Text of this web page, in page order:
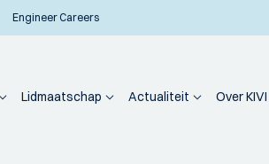
Engineer Careers
Lidmaatschap Actualiteit Over KIVI